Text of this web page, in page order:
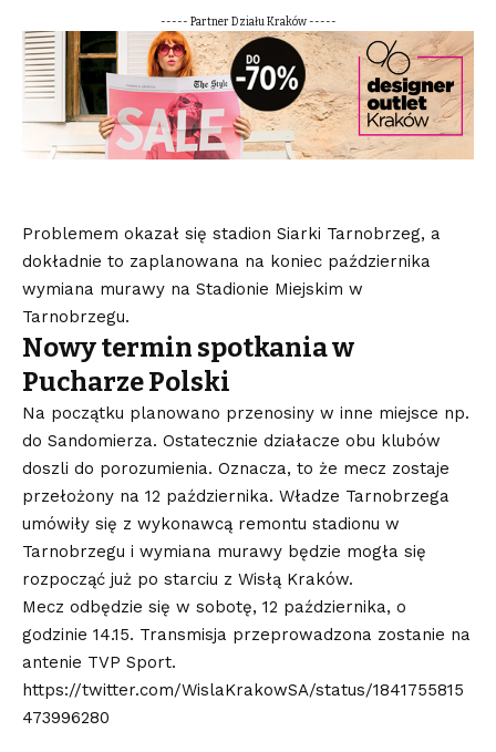
----- Partner Działu Kraków -----
Problemem okazał się stadion Siarki Tarnobrzeg, a
dokładnie to zaplanowana na koniec października
wymiana murawy na Stadionie Miejskim w
Tarnobrzegu.
Nowy termin spotkania w
Pucharze Polski
Na początku planowano przenosiny w inne miejsce np.
do Sandomierza. Ostatecznie działacze obu klubów
doszli do porozumienia. Oznacza, to że mecz zostaje
przełożony na 12 października. Władze Tarnobrzega
umówiły się z wykonawcą remontu stadionu w
Tarnobrzegu i wymiana murawy będzie mogła się
rozpocząć już po starciu z Wisłą Kraków.
Mecz odbędzie się w sobotę, 12 października, o
godzinie 14.15. Transmisja przeprowadzona zostanie na
antenie TVP Sport.
https://twitter.com/WislaKrakowSA/status/1841755815
473996280